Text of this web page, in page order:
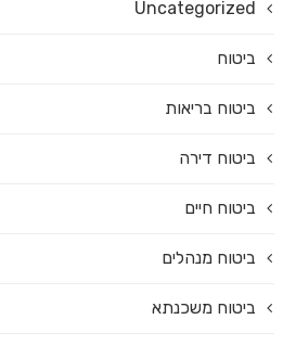
Uncategorized
ביטוח
ביטוח בריאות
ביטוח דירה
ביטוח חיים
ביטוח מנהלים
ביטוח משכנתא